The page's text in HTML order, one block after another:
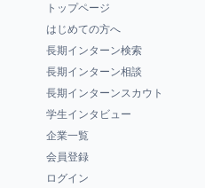
トップページ
はじめての方へ
長期インターン検索
長期インターン相談
長期インターンスカウト
学生インタビュー
企業一覧
会員登録
ログイン